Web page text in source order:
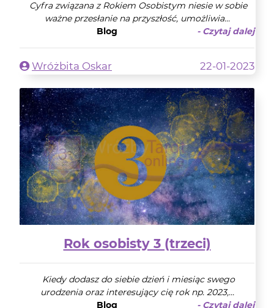
Cyfra związana z Rokiem Osobistym niesie w sobie
ważne przesłanie na przyszłość, umożliwia...
Blog
- Czytaj dalej
Wróżbita Oskar 22-01-2023
Rok osobisty 3 (trzeci)
Kiedy dodasz do siebie dzień i miesiąc swego
urodzenia oraz interesujący cię rok np. 2023,...
Blog
- Czytaj dalej